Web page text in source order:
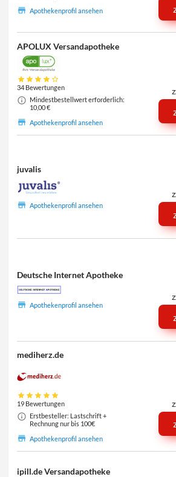
Apothekenprofil ansehen
APOLUX Versandapotheke
34 Bewertungen
Mindestbestellwert erforderlich:
10,00 €
Apothekenprofil ansehen
juvalis
Apothekenprofil ansehen
Deutsche Internet Apotheke
Apothekenprofil ansehen
mediherz.de
19 Bewertungen
Erstbesteller: Lastschrift +
Rechnung nur bis 100€
Apothekenprofil ansehen
ipill.de Versandapotheke